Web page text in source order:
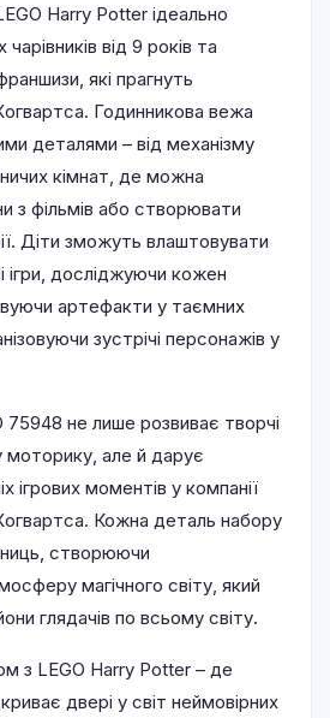
Harry Potter ідеально
від 9 років та
які прагнуть
Годинникова вежа
деталями – від механізму
кімнат, де можна
з фільмів або створювати
Діти зможуть влаштовувати
ігри, досліджуючи кожен
артефакти у таємних
зустрічі персонажів у
не лише розвиває творчі
моторику, але й дарує
ігрових моментів у компанії
Кожна деталь набору
створюючи
магічного світу, який
глядачів по всьому світу.
з LEGO Harry Potter – де
двері у світ неймовірних